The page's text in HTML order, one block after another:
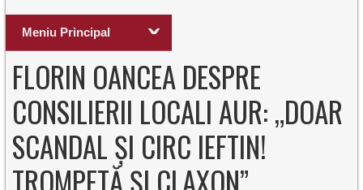
Meniu Principal
FLORIN OANCEA DESPRE
CONSILIERII LOCALI AUR: „DOAR
SCANDAL ȘI CIRC IEFTIN!
TROMPETĂ ȘI CLAXON”